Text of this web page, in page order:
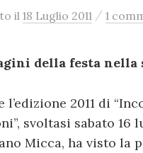
il 18 Luglio 2011 / 1
della festa nella
l’edizione 2011 di
svoltasi sabato 16
Micca, ha visto la